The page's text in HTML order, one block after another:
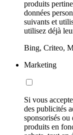
produits
données
suivants et
utilisez déjà
Bing, Criteo,
Marketing
Si vous
des publicités
sponsorisés
produits en